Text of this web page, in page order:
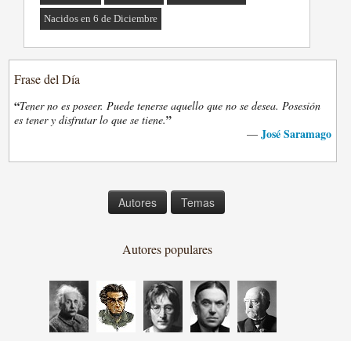
Nacidos en 6 de Diciembre
Frase del Día
“Tener no es poseer. Puede tenerse aquello que no se desea. Posesión
es tener y disfrutar lo que se tiene.”
— José Saramago
Autores Temas
Autores populares